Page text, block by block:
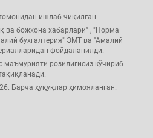
ишлаб чиқилган.
ва божхона хабарлари" , "Норма
бухгалтерия" ЭМТ ва "Амалий
фойдаланилди.
маъмурияти розилигисиз кўчириб
Барча ҳуқуқлар ҳимояланган.